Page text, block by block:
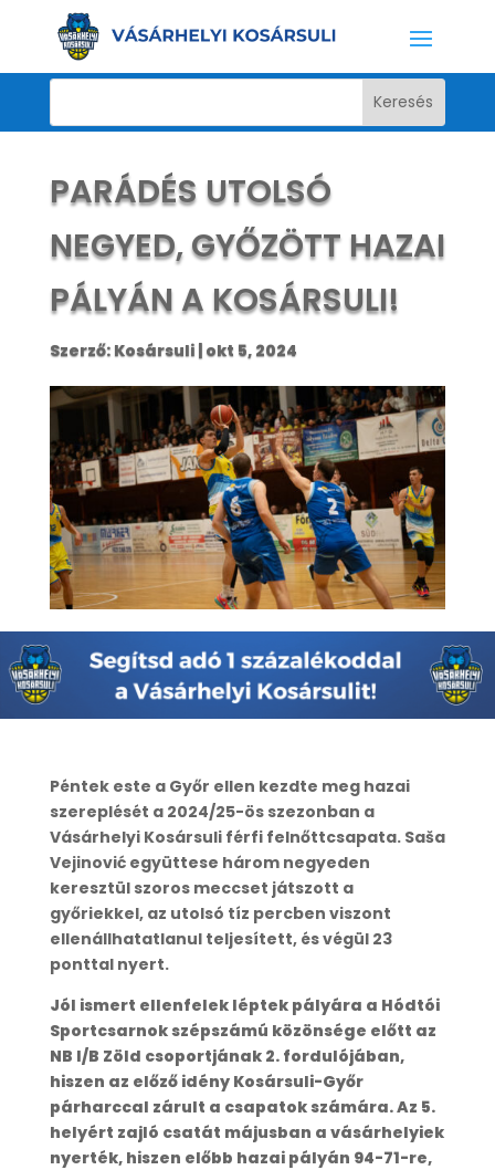
PARÁDÉS UTOLSÓ
NEGYED, GYŐZÖTT HAZAI
PÁLYÁN A KOSÁRSULI!
Szerző: Kosársuli| okt 5, 2024
Péntek este a Győr ellen kezdte meg hazai
szereplését a 2024/25-ös szezonban a
Vásárhelyi Kosársuli férfi felnőttcsapata. Saša
Vejinović együttese három negyeden
keresztül szoros meccset játszott a
győriekkel, az utolsó tíz percben viszont
ellenállhatatlanul teljesített, és végül 23
ponttal nyert.
Jól ismert ellenfelek léptek pályára a Hódtói
Sportcsarnok szépszámú közönsége előtt az
NB I/B Zöld csoportjának 2. fordulójában,
hiszen az előző idény Kosársuli-Győr
párharccal zárult a csapatok számára. Az 5.
helyért zajló csatát májusban a vásárhelyiek
nyerték, hiszen előbb hazai pályán 94-71-re,